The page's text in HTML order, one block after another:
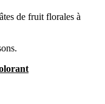
de fruit florales à